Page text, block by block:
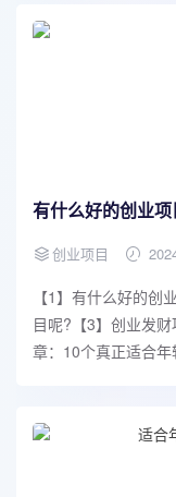
有什么好的创业项
创业项目
【1】有什么好的
目呢?【3】创业发
章：10个真正适合年